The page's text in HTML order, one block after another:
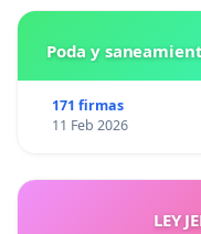
Poda y
171 firmas
11 Feb 2026
LEY